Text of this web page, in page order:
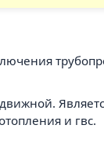
и гвс.